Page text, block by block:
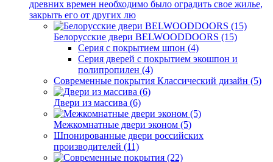
древних времен необходимо было оградить свое жилье,
закрыть его от других лю
Белорусские двери BELWOODDOORS (15)
Серия с покрытием шпон (4)
Серия дверей с покрытием экошпон и
полипропилен (4)
Современные покрытия Классический дизайн (5)
Двери из массива (6)
Межкомнатные двери эконом (5)
Шпонированные двери российских
производителей (11)